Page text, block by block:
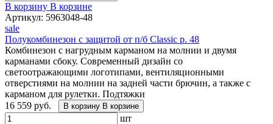
В корзину В корзине
Артикул: 5963048-48
sale
Полукомбинезон с защитой от п/б Classic р. 48
Комбинезон с нагрудным карманом на молнии и двумя
карманами сбоку. Современный дизайн со
светоотражающими логотипами, вентиляционными
отверстиями на молнии на задней части брючин, а также с
карманом для рулетки. Подтяжки
16 559 руб.
В корзину В корзине
шт